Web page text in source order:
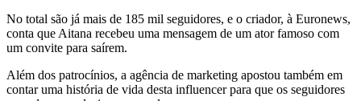
No total são já mais de 185 mil seguidores, e o criador, à Euronews,
conta que Aitana recebeu uma mensagem de um ator famoso com
um convite para saírem.
Além dos patrocínios, a agência de marketing apostou também em
contar uma história de vida desta influencer para que os seguidores